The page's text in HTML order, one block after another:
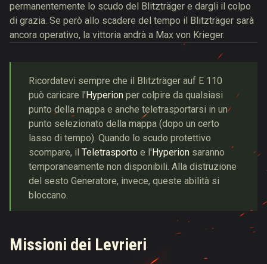
permanentemente lo scudo del Blitzträger e dargli il colpo
di grazia. Se però allo scadere del tempo il Blitzträger sarà
ancora operativo, la vittoria andrà a Max von Krieger.
Ricordatevi sempre che il Blitzträger auf E 110
può caricare l' Hyperion per colpire da qualsiasi
punto della mappa e anche teletrasportarsi in un
punto selezionato della mappa (dopo un certo
lasso di tempo). Quando lo scudo protettivo
scompare, il Teletrasporto e l' Hyperion saranno
temporaneamente non disponibili. Alla distruzione
del sesto Generatore, invece, queste abilità si
bloccano.
Missioni dei Levrieri